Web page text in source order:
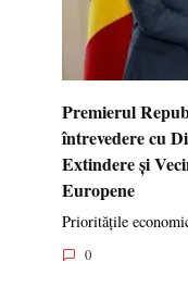
Premierul
întrevedere cu
Extindere și
Europene
Prioritățile
0